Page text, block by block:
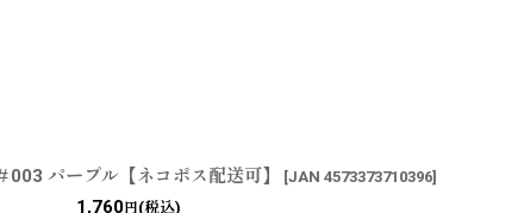
パープル【ネコポス配送可】 [JAN 4573373710396]
1,760円(税込)